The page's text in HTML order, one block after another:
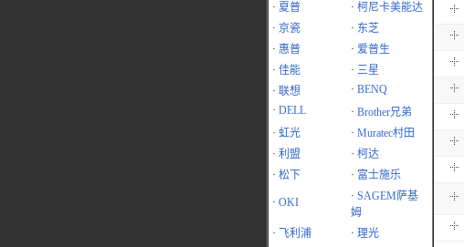
· 夏普 · 柯尼卡美能达
· 京瓷 · 东芝
· 惠普 · 爱普生
· 佳能 · 三星
· 联想 · BENQ
· DELL · Brother兄弟
· 虹光 · Muratec村田
· 利盟 · 柯达
· 松下 · 富士施乐
· OKI · SAGEM萨基
姆
·
飞利浦 · 理光